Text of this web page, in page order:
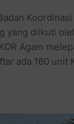
yang diikuti
Agam
ada 160 unit